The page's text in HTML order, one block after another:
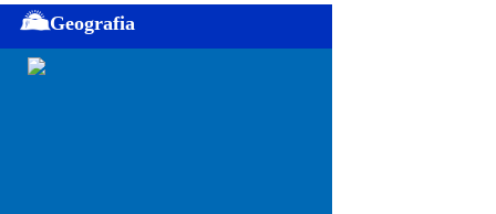
Geografia